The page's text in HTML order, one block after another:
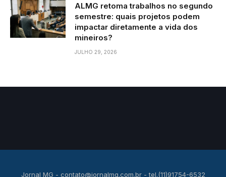
ALMG retoma trabalhos no segundo
semestre: quais projetos podem
impactar diretamente a vida dos
mineiros?
JULHO 29, 2026
Jornal MG - contato@jornalmg.com.br- tel.(11)91754-6532